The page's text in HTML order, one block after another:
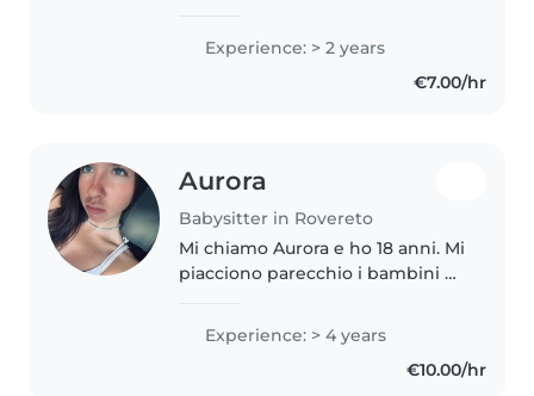
mi piace molto lavorare con i
bambini. Sto cercando
un’opportunità di babysitting..
Experience: > 2 years
€7.00/hr
Aurora
Babysitter in Rovereto
Mi chiamo Aurora e ho 18 anni. Mi
piacciono parecchio i bambini e
con loro, sono una ragazza
paziente, responsabile e solare.
Experience: > 4 years
€10.00/hr